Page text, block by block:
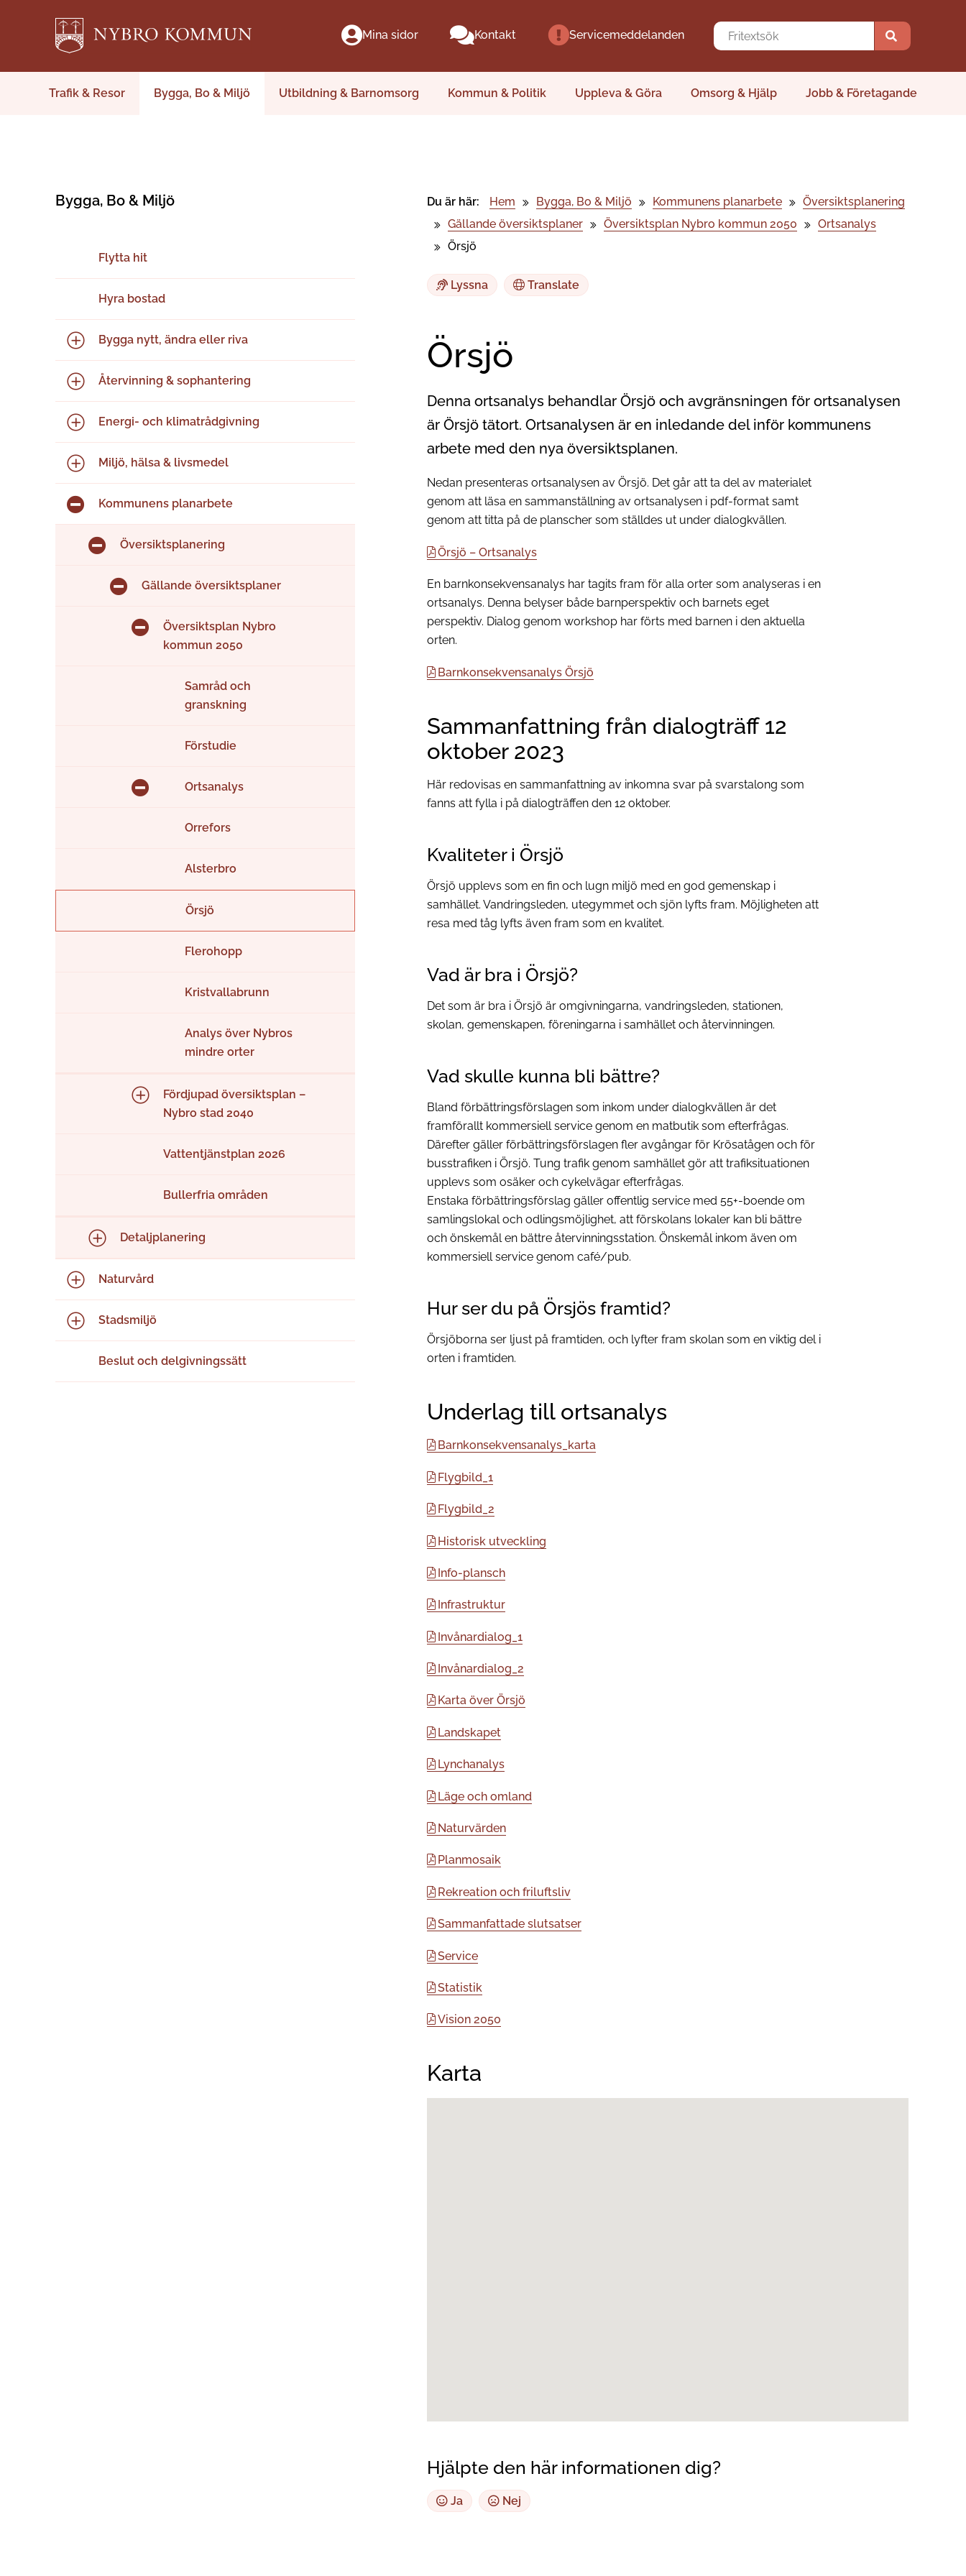
Mina sidor Kontakt Servicemeddelanden
Trafik & Resor Bygga, Bo & Miljö Utbildning & Barnomsorg Kommun & Politik Uppleva & Göra Omsorg & Hjälp Jobb & Företagande
Bygga, Bo & Miljö
Flytta hit
Hyra bostad
Bygga nytt, ändra eller riva
Återvinning & sophantering
Energi- och klimatrådgivning
Miljö, hälsa & livsmedel
Kommunens planarbete
Översiktsplanering
Gällande översiktsplaner
Översiktsplan Nybro
kommun 2050
Samråd och
granskning
Förstudie
Ortsanalys
Orrefors
Alsterbro
Örsjö
Flerohopp
Kristvallabrunn
Analys över Nybros
mindre orter
Fördjupad översiktsplan –
Nybro stad 2040
Vattentjänstplan 2026
Bullerfria områden
Detaljplanering
Naturvård
Stadsmiljö
Beslut och delgivningssätt
Du är här: Hem Bygga, Bo & Miljö Kommunens planarbete
Översiktsplanering
Gällande översiktsplaner
Översiktsplan Nybro kommun 2050
Ortsanalys
Örsjö
Lyssna Translate
Örsjö
Denna ortsanalys behandlar Örsjö och avgränsningen för ortsanalysen
är Örsjö tätort. Ortsanalysen är en inledande del inför kommunens
arbete med den nya översiktsplanen.
Nedan presenteras ortsanalysen av Örsjö. Det går att ta del av materialet
genom att läsa en sammanställning av ortsanalysen i pdf-format samt
genom att titta på de planscher som ställdes ut under dialogkvällen.
Örsjö – Ortsanalys
En barnkonsekvensanalys har tagits fram för alla orter som analyseras i en
ortsanalys. Denna belyser både barnperspektiv och barnets eget
perspektiv. Dialog genom workshop har förts med barnen i den aktuella
orten.
Barnkonsekvensanalys Örsjö
Sammanfattning från dialogträff 12
oktober 2023
Här redovisas en sammanfattning av inkomna svar på svarstalong som
fanns att fylla i på dialogträffen den 12 oktober.
Kvaliteter i Örsjö
Örsjö upplevs som en fin och lugn miljö med en god gemenskap i
samhället. Vandringsleden, utegymmet och sjön lyfts fram. Möjligheten att
resa med tåg lyfts även fram som en kvalitet.
Vad är bra i Örsjö?
Det som är bra i Örsjö är omgivningarna, vandringsleden, stationen,
skolan, gemenskapen, föreningarna i samhället och återvinningen.
Vad skulle kunna bli bättre?
Bland förbättringsförslagen som inkom under dialogkvällen är det
framförallt kommersiell service genom en matbutik som efterfrågas.
Därefter gäller förbättringsförslagen fler avgångar för Krösatågen och för
busstrafiken i Örsjö. Tung trafik genom samhället gör att trafiksituationen
upplevs som osäker och cykelvägar efterfrågas.
Enstaka förbättringsförslag gäller offentlig service med 55+-boende om
samlingslokal och odlingsmöjlighet, att förskolans lokaler kan bli bättre
och önskemål en bättre återvinningsstation. Önskemål inkom även om
kommersiell service genom café/pub.
Hur ser du på Örsjös framtid?
Örsjöborna ser ljust på framtiden, och lyfter fram skolan som en viktig del i
orten i framtiden.
Underlag till ortsanalys
Barnkonsekvensanalys_karta
Flygbild_1
Flygbild_2
Historisk utveckling
Info-plansch
Infrastruktur
Invånardialog_1
Invånardialog_2
Karta över Örsjö
Landskapet
Lynchanalys
Läge och omland
Naturvärden
Planmosaik
Rekreation och friluftsliv
Sammanfattade slutsatser
Service
Statistik
Vision 2050
Karta
Hjälpte den här informationen dig?
Ja Nej